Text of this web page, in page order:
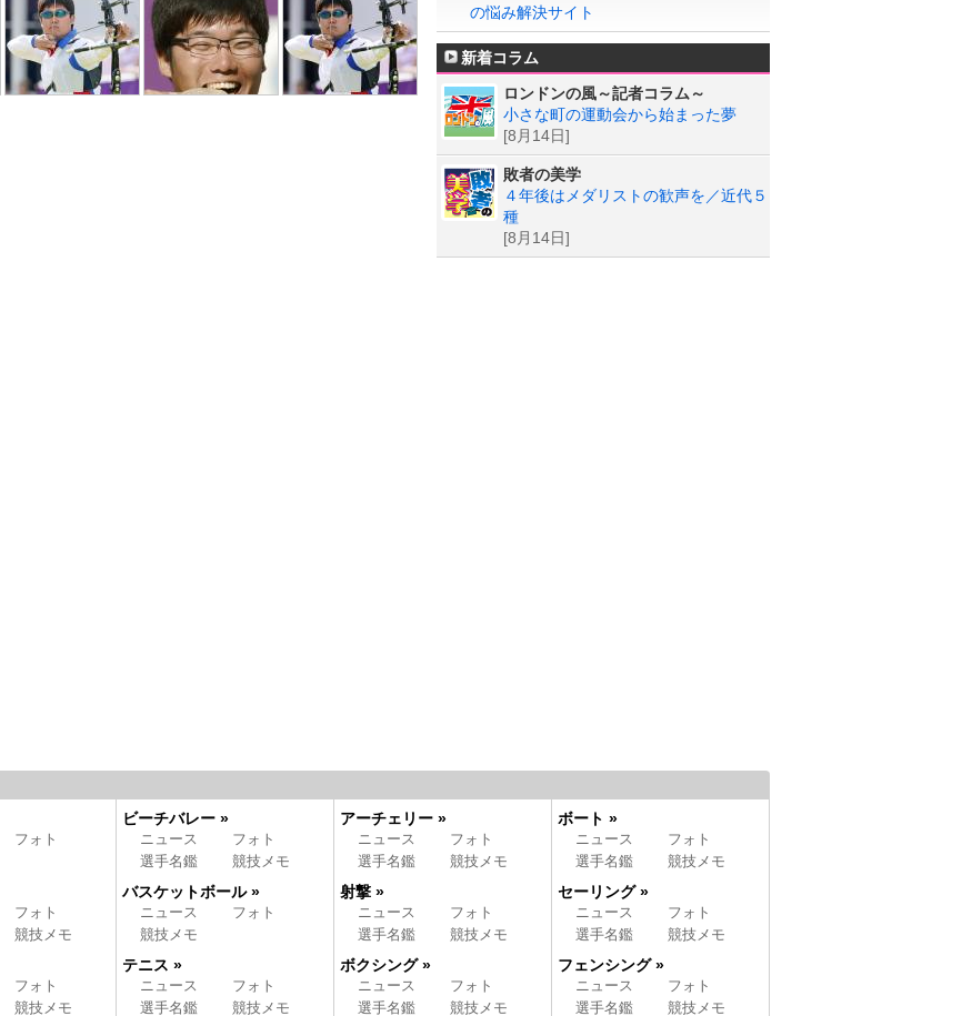
の悩み解決サイト
新着コラム
ロンドンの風～記者コラム～
小さな町の運動会から始まった夢
[8月14日]
敗者の美学
４年後はメダリストの歓声を／近代５
種
[8月14日]
フォト
フォト
競技メモ
フォト
競技メモ
ビーチバレー »
ニュース
フォト
選手名鑑
競技メモ
バスケットボール »
ニュース
フォト
競技メモ
テニス »
ニュース
フォト
選手名鑑
競技メモ
アーチェリー »
ニュース
フォト
選手名鑑
競技メモ
射撃 »
ニュース
フォト
選手名鑑
競技メモ
ボクシング »
ニュース
フォト
選手名鑑
競技メモ
ボート »
ニュース
フォト
選手名鑑
競技メモ
セーリング »
ニュース
フォト
選手名鑑
競技メモ
フェンシング »
ニュース
フォト
選手名鑑
競技メモ